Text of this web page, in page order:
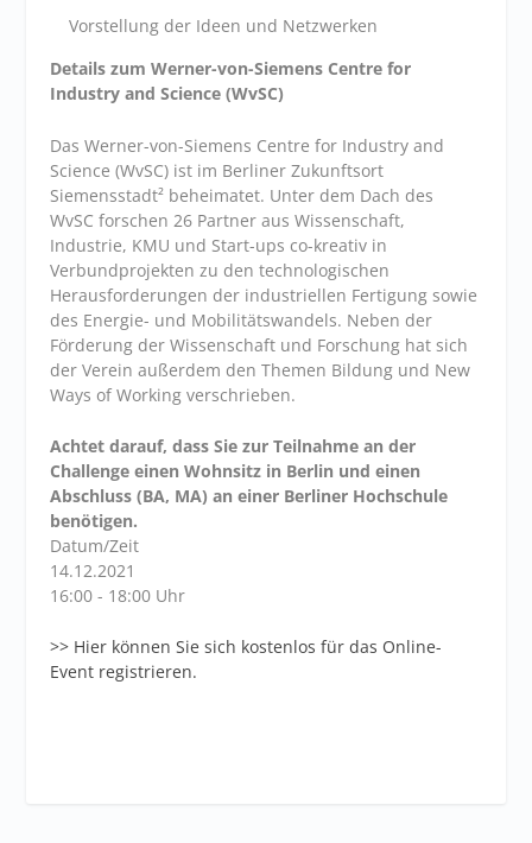
Vorstellung der Ideen und Netzwerken
Details zum Werner-von-Siemens Centre for
Industry and Science (WvSC)
Das Werner-von-Siemens Centre for Industry and
Science (WvSC) ist im Berliner Zukunftsort
Siemensstadt² beheimatet. Unter dem Dach des
WvSC forschen 26 Partner aus Wissenschaft,
Industrie, KMU und Start-ups co-kreativ in
Verbundprojekten zu den technologischen
Herausforderungen der industriellen Fertigung sowie
des Energie- und Mobilitätswandels. Neben der
Förderung der Wissenschaft und Forschung hat sich
der Verein außerdem den Themen Bildung und New
Ways of Working verschrieben.
Achtet darauf, dass Sie zur Teilnahme an der
Challenge einen Wohnsitz in Berlin und einen
Abschluss (BA, MA) an einer Berliner Hochschule
benötigen.
Datum/Zeit
14.12.2021
16:00 - 18:00 Uhr
>> Hier können Sie sich kostenlos für das Online-
Event registrieren.